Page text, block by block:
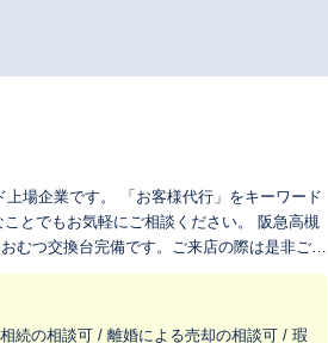
代行」をキーワード
お気軽にご相談ください。 阪急高槻
むつ交換台完備です。ご来店の際は是非ご家
続の相談可 / 離婚による売却の相談可 / 瑕